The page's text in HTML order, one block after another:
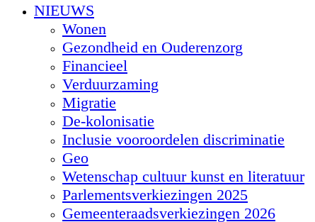
NIEUWS
Wonen
Gezondheid en Ouderenzorg
Financieel
Verduurzaming
Migratie
De-kolonisatie
Inclusie vooroordelen discriminatie
Geo
Wetenschap cultuur kunst en literatuur
Parlementsverkiezingen 2025
Gemeenteraadsverkiezingen 2026